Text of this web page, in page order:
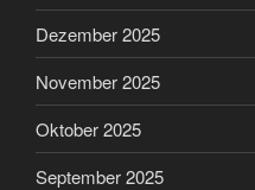
Dezember 2025
November 2025
Oktober 2025
September 2025